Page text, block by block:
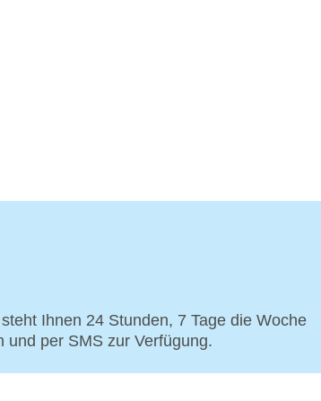
Ihnen 24 Stunden, 7 Tage die Woche
und per SMS zur Verfügung.